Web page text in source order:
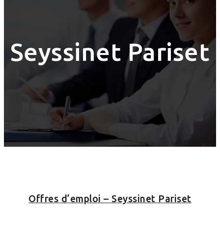
Seyssinet Pariset
Offres d’emploi – Seyssinet Pariset